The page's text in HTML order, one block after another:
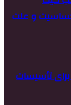
و علت
تأسیسات